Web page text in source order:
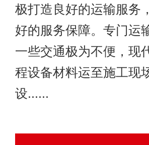
极打造良好的运输服务
好的服务保障。专门运
一些交通极为不便，现
程设备材料运至施工现
设......